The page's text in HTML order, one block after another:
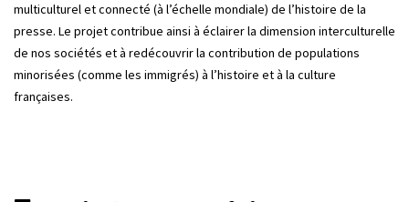
multiculturel et connecté (à l’échelle mondiale) de l’histoire de la
presse. Le projet contribue ainsi à éclairer la dimension interculturelle
de nos sociétés et à redécouvrir la contribution de populations
minorisées (comme les immigrés) à l’histoire et à la culture
françaises.